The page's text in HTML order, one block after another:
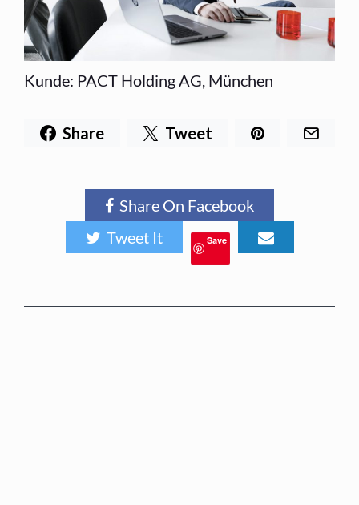
Kunde: PACT Holding AG, München
Share Tweet
Share On Facebook
Tweet It
Save